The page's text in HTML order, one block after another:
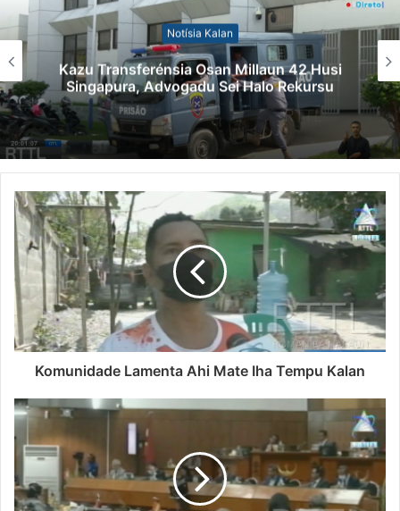
Notísia Kalan
Kazu Transferénsia Osan Millaun 42 Husi
Singapura, Advogadu Sei Halo Rekursu
Komunidade Lamenta Ahi Mate Iha Tempu Kalan